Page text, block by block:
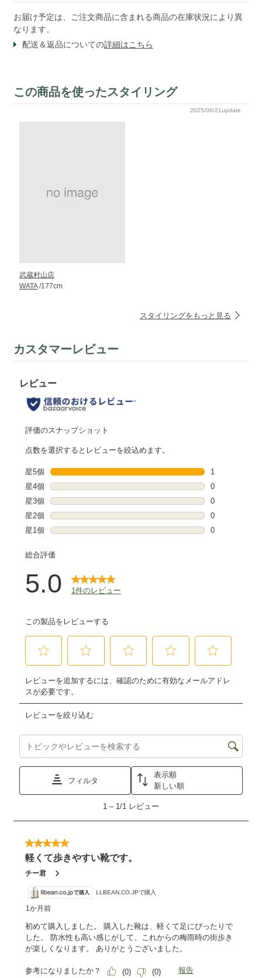
お届け予定は、ご注文商品に含まれる商品の在庫状況により異
なります。
配送＆返品についての詳細はこちら
この商品を使ったスタイリング
2025/06/21update
武蔵村山店
WATA/177cm
スタイリングをもっと見る
カスタマーレビュー